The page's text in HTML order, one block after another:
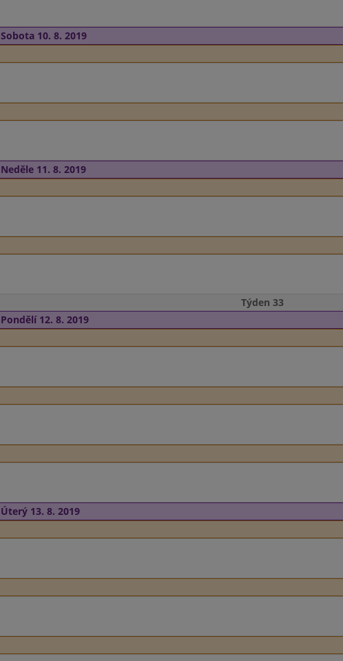
Sobota 10. 8. 2019
Neděle 11. 8. 2019
Týden 33
Pondělí 12. 8. 2019
Úterý 13. 8. 2019